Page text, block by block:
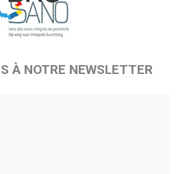
À NOTRE NEWSLETTER